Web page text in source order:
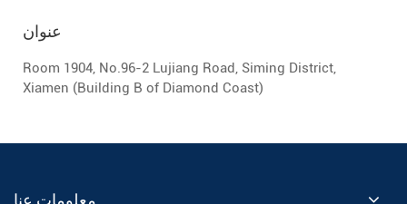
عنوان
Room 1904, No.96-2 Lujiang Road, Siming District,
Xiamen (Building B of Diamond Coast)
معلومات عنا